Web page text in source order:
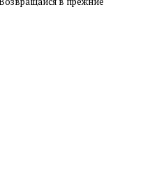
Библии